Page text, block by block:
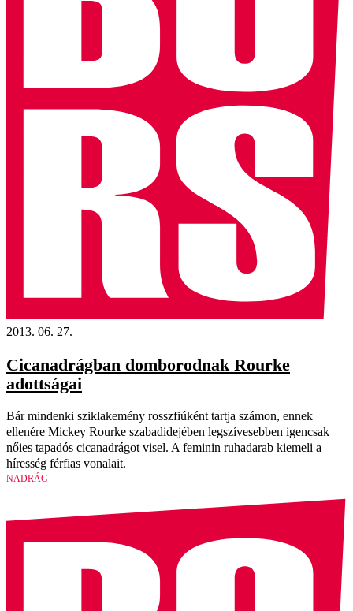
2013. 06. 27.
Cicanadrágban domborodnak Rourke
adottságai
Bár mindenki sziklakemény rosszfiúként tartja számon, ennek
ellenére Mickey Rourke szabadidejében legszívesebben igencsak
nőies tapadós cicanadrágot visel. A feminin ruhadarab kiemeli a
híresség férfias vonalait.
NADRÁG